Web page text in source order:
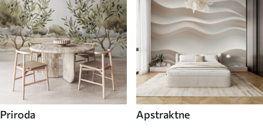
Priroda Apstraktne